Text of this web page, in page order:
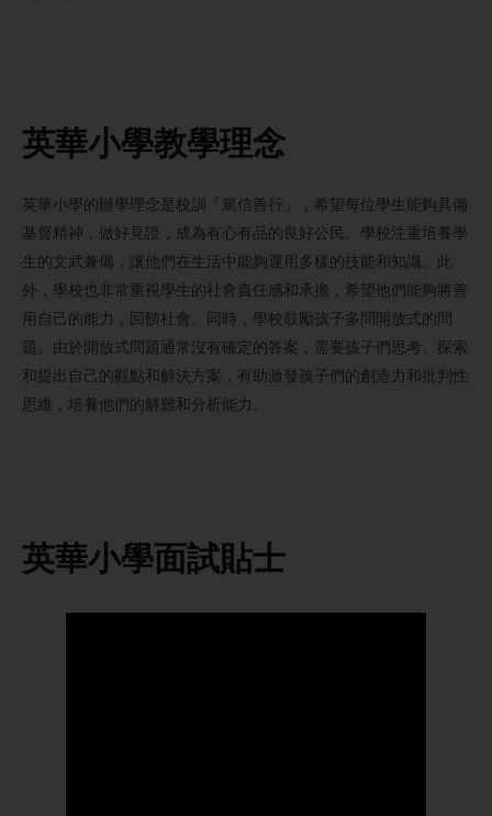
英華小學教學理念
英華小學的辦學理念是校訓「篤信善行」，希望每位學生能夠具備
基督精神，做好見證，成為有心有品的良好公民。學校注重培養學
生的文武兼備，讓他們在生活中能夠運用多樣的技能和知識。此
外，學校也非常重視學生的社會責任感和承擔，希望他們能夠將善
用自己的能力，回饋社會。同時，學校鼓勵孩子多問開放式的問
題。由於開放式問題通常沒有確定的答案，需要孩子們思考、探索
和提出自己的觀點和解決方案，有助激發孩子們的創造力和批判性
思維，培養他們的解難和分析能力。
英華小學面試貼士